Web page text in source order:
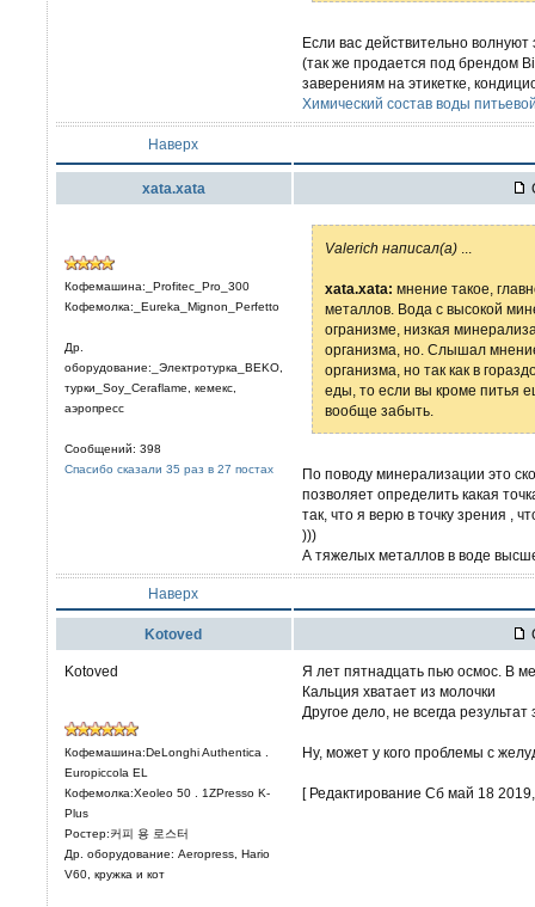
Если вас действительно
(так же продается под брендом
заверениям на этикетке,
Химический состав воды
Наверх
xata.xata
Кофемашина:_Profitec_Pro_300
Кофемолка:_Eureka_Mignon_Perfetto
Др.
оборудование:_Электротурка_BEKO,
турки_Soy_Ceraflame, кемекс,
аэропресс
Сообщений: 398
Спасибо сказали 35 раз в 27 постах
Valerich написал(а)
xata.xata: мнение такое,
металлов. Вода с высокой
огранизме, низкая
организма, но. Слышал
организма, но так как в
еды, то если вы кроме питья
вообще забыть.
По поводу минерализации это
позволяет определить какая
так, что я верю в точку зрения ,
)))
А тяжелых металлов в воде
Наверх
Kotoved
Kotoved
Кофемашина:DeLonghi Authentica .
Europiccola EL
Кофемолка:Xeoleo 50 . 1ZPresso K-
Plus
Ростер:커피 용 로스터
Др. оборудование: Aeropress, Hario
V60, кружка и кот
Я лет пятнадцать пью осмос. В
Кальция хватает из молочки
Другое дело, не всегда
Ну, может у кого проблемы с
[ Редактирование Сб май 18